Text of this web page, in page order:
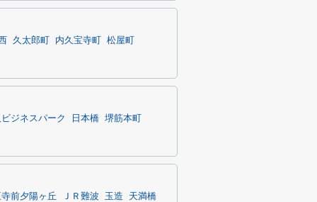
久太郎町 内久宝寺町 松屋町
ジネスパーク 日本橋 堺筋本町
前夕陽ヶ丘 ＪＲ難波 玉造
天満橋